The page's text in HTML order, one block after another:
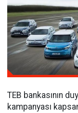
TEB bankasının
kampanyası